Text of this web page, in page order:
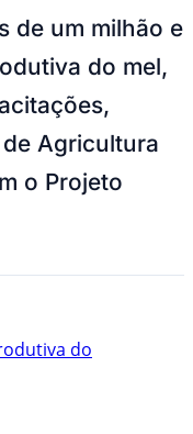
de um milhão e
do mel,
Agricultura
o Projeto
do